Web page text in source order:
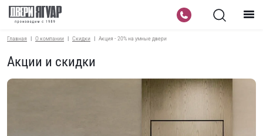
Главная О компании Скидки Акция - 20% на умные двери
Акции и скидки